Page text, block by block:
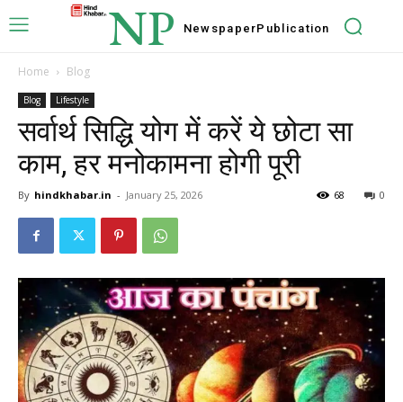
NP NewspaperPublication
Home Blog
Blog Lifestyle
सर्वार्थ सिद्धि योग में करें ये छोटा सा
काम, हर मनोकामना होगी पूरी
By hindkhabar.in - January 25, 2026 0
68